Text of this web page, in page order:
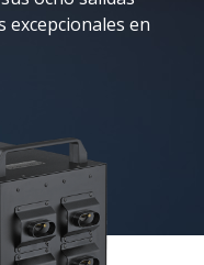
excepcionales en